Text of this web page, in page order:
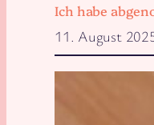
Ich habe
11. August